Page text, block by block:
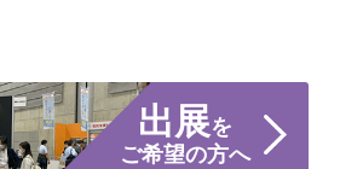
出展を
ご希望の方へ